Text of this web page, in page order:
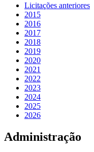
Licitações anteriores
2015
2016
2017
2018
2019
2020
2021
2022
2023
2024
2025
2026
Administração